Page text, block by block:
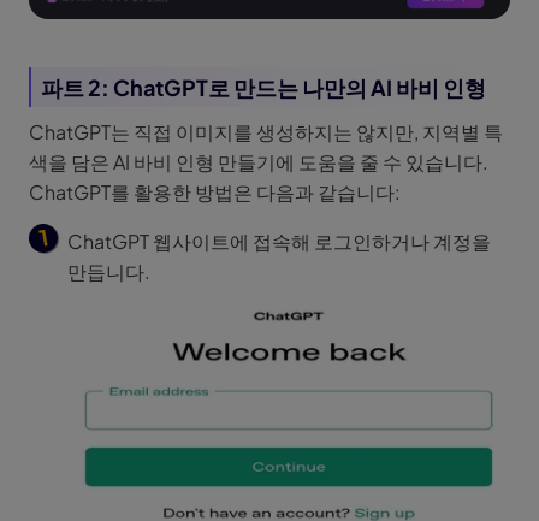
파트 2: ChatGPT로 만드는 나만의 AI 바비 인형
ChatGPT는 직접 이미지를 생성하지는 않지만, 지역별 특
색을 담은 AI 바비 인형 만들기에 도움을 줄 수 있습니다.
ChatGPT를 활용한 방법은 다음과 같습니다:
ChatGPT 웹사이트에 접속해 로그인하거나 계정을
만듭니다.